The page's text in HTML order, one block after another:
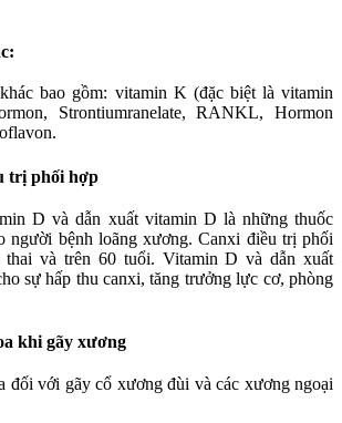
bao gồm: vitamin K (đặc biệt là vitamin
Strontiumranelate, RANKL, Hormon
trị phối hợp
D và dẫn xuất vitamin D là những thuốc
người bệnh loãng xương. Canxi điều trị phối
và trên 60 tuổi. Vitamin D và dẫn xuất
sự hấp thu canxi, tăng trưởng lực cơ, phòng
khi gãy xương
đối với gãy cổ xương đùi và các xương ngoại